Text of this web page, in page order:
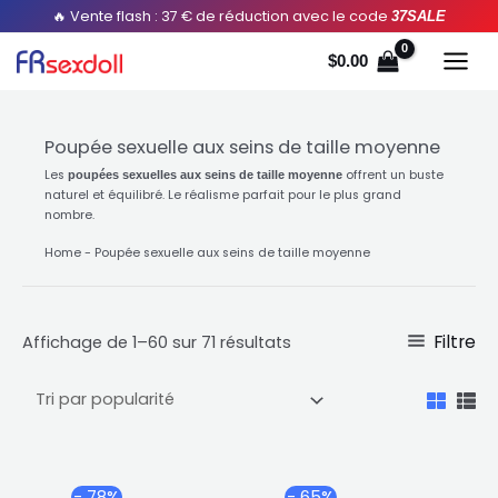
contenu
🔥 Vente flash : 37 € de réduction avec le code 37SALE
$0.00
Poupée sexuelle aux seins de taille moyenne
Les poupées sexuelles aux seins de taille moyenne offrent un buste
naturel et équilibré. Le réalisme parfait pour le plus grand
nombre.
Home - Poupée sexuelle aux seins de taille moyenne
Affichage de 1–60 sur 71 résultats
Trié
popularité
Filtre
Plage